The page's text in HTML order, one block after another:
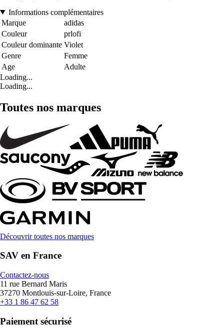
Informations complémentaires
Marque
adidas
Couleur
prlofi
Couleur dominante Violet
Genre
Femme
Age
Adulte
Loading...
Loading...
Toutes nos marques
Découvrir toutes nos marques
SAV en France
Contactez-nous
11 rue Bernard Maris
37270 Montlouis-sur-Loire, France
+33 1 86 47 62 58
Paiement sécurisé